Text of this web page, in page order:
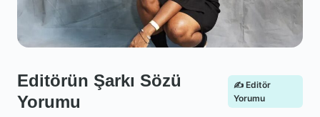
Editörün Şarkı Sözü
Yorumu
✍️ Editör
Yorumu